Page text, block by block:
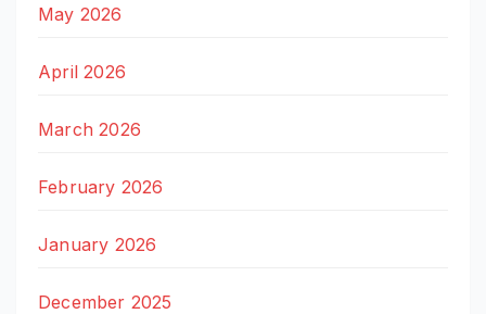
May 2026
April 2026
March 2026
February 2026
January 2026
December 2025